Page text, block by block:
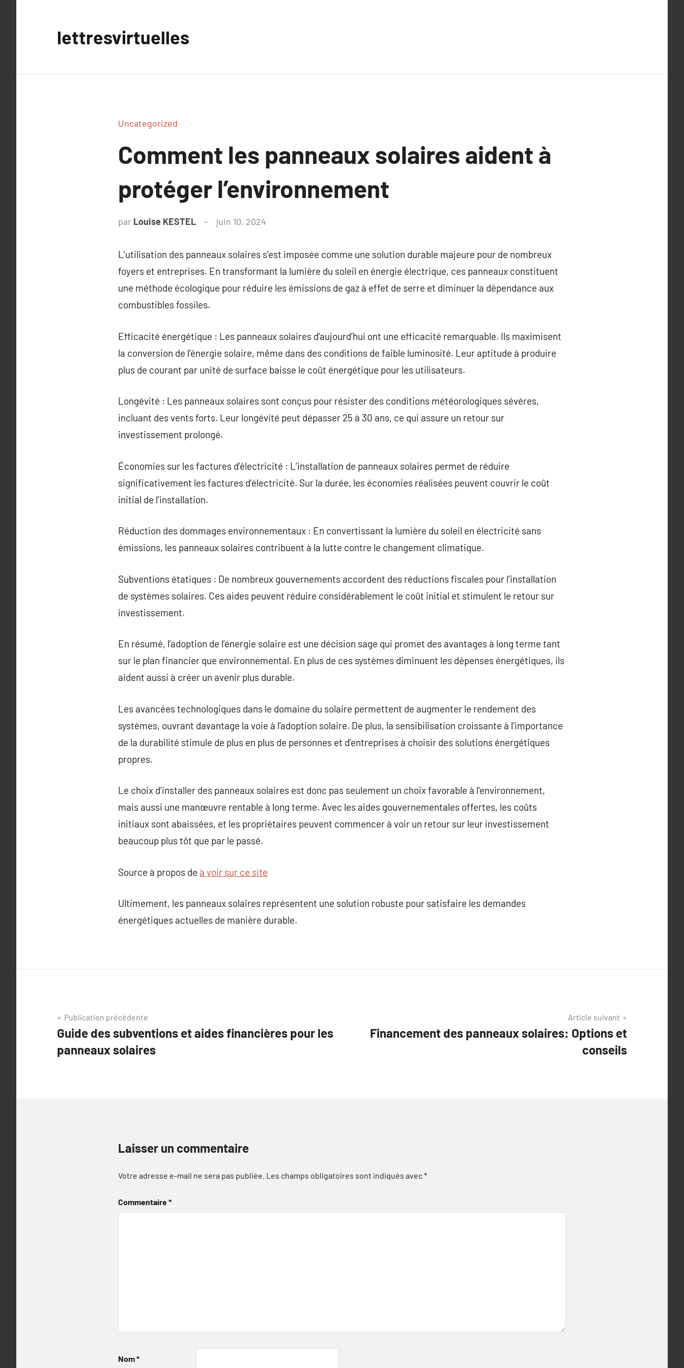
lettresvirtuelles
Uncategorized
Comment les panneaux solaires aident à
protéger l’environnement
par Louise KESTEL juin 10, 2024
L’utilisation des panneaux solaires s’est imposée comme une solution durable majeure pour de nombreux
foyers et entreprises. En transformant la lumière du soleil en énergie électrique, ces panneaux constituent
une méthode écologique pour réduire les émissions de gaz à effet de serre et diminuer la dépendance aux
combustibles fossiles.
Efficacité énergétique : Les panneaux solaires d’aujourd’hui ont une efficacité remarquable. Ils maximisent
la conversion de l’énergie solaire, même dans des conditions de faible luminosité. Leur aptitude à produire
plus de courant par unité de surface baisse le coût énergétique pour les utilisateurs.
Longévité : Les panneaux solaires sont conçus pour résister des conditions météorologiques sévères,
incluant des vents forts. Leur longévité peut dépasser 25 à 30 ans, ce qui assure un retour sur
investissement prolongé.
Économies sur les factures d’électricité : L’installation de panneaux solaires permet de réduire
significativement les factures d’électricité. Sur la durée, les économies réalisées peuvent couvrir le coût
initial de l’installation.
Réduction des dommages environnementaux : En convertissant la lumière du soleil en électricité sans
émissions, les panneaux solaires contribuent à la lutte contre le changement climatique.
Subventions étatiques : De nombreux gouvernements accordent des réductions fiscales pour l’installation
de systèmes solaires. Ces aides peuvent réduire considérablement le coût initial et stimulent le retour sur
investissement.
En résumé, l’adoption de l’énergie solaire est une décision sage qui promet des avantages à long terme tant
sur le plan financier que environnemental. En plus de ces systèmes diminuent les dépenses énergétiques, ils
aident aussi à créer un avenir plus durable.
Les avancées technologiques dans le domaine du solaire permettent de augmenter le rendement des
systèmes, ouvrant davantage la voie à l’adoption solaire. De plus, la sensibilisation croissante à l’importance
de la durabilité stimule de plus en plus de personnes et d’entreprises à choisir des solutions énergétiques
propres.
Le choix d’installer des panneaux solaires est donc pas seulement un choix favorable à l’environnement,
mais aussi une manœuvre rentable à long terme. Avec les aides gouvernementales offertes, les coûts
initiaux sont abaissées, et les propriétaires peuvent commencer à voir un retour sur leur investissement
beaucoup plus tôt que par le passé.
Source à propos de à voir sur ce site
Ultimement, les panneaux solaires représentent une solution robuste pour satisfaire les demandes
énergétiques actuelles de manière durable.
Navigation
de
l’article
Publication précédente
Guide des subventions et aides financières pour les
panneaux solaires
Article suivant
Financement des panneaux solaires: Options et
conseils
Laisser un commentaire
Votre adresse e-mail ne sera pas publiée. Les champs obligatoires sont indiqués avec*
Commentaire*
Nom*